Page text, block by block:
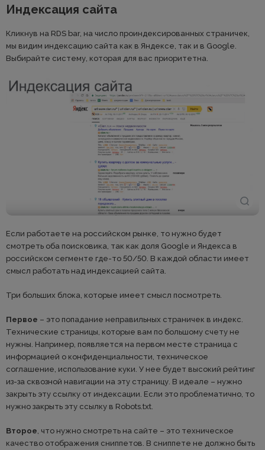
Индексация сайта
Кликнув на RDS bar, на число проиндексированных страничек,
мы видим индексацию сайта как в Яндексе, так и в Google.
Выбирайте систему, которая для вас приоритетна.
Если работаете на российском рынке, то нужно будет
смотреть оба поисковика, так как доля Google и Яндекса в
российском сегменте где-то 50/50. В каждой области имеет
смысл работать над индексацией сайта.
Три больших блока, которые имеет смысл посмотреть.
Первое – это попадание неправильных страничек в индекс.
Технические страницы, которые вам по большому счету не
нужны. Например, появляется на первом месте страница с
информацией о конфиденциальности, техническое
соглашение, использование куки. У нее будет высокий рейтинг
из-за сквозной навигации на эту страницу. В идеале – нужно
закрыть эту ссылку от индексации. Если это проблематично, то
нужно закрыть эту ссылку в Robots.txt.
Второе , что нужно смотреть на сайте – это техническое
качество отображения сниппетов. В сниппете не должно быть